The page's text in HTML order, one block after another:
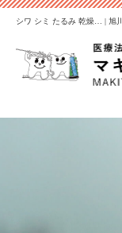
シワ シミ たるみ 乾燥… | 旭